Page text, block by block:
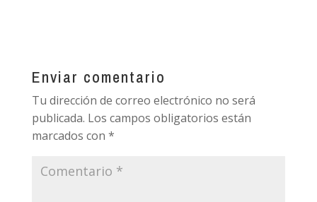
Enviar comentario
Tu dirección de correo electrónico no será
publicada. Los campos obligatorios están
marcados con *